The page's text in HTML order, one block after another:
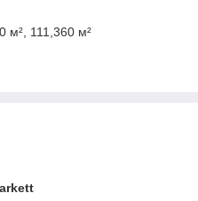
м², 111,360 м²